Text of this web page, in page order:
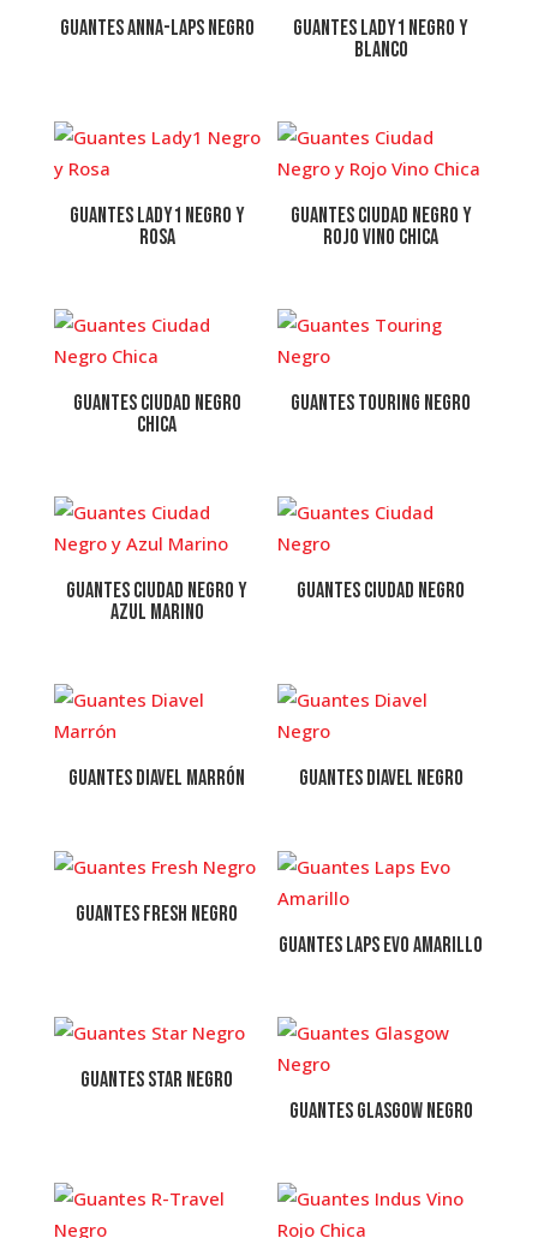
Guantes Anna-Laps Negro
Guantes Lady1 Negro y
Blanco
Guantes Lady1 Negro y
Rosa
Guantes Ciudad Negro y
Rojo Vino Chica
Guantes Ciudad Negro
Chica
Guantes Touring Negro
Guantes Ciudad Negro y
Azul Marino
Guantes Ciudad Negro
Guantes Diavel Marrón Guantes Diavel Negro
Guantes Fresh Negro
Guantes Laps Evo Amarillo
Guantes Star Negro
Guantes Glasgow Negro